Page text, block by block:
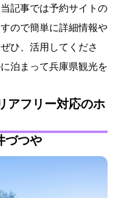
記事では予約サイトの
ので簡単に詳細情報や
ひ、活用してくださ
泊まって兵庫県観光を
アフリー対応のホ
つや